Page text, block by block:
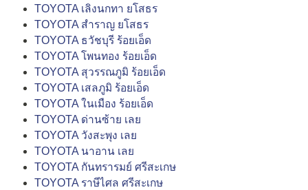
TOYOTA เลิงนกทา ยโสธร
TOYOTA สำราญ ยโสธร
TOYOTA ธวัชบุรี ร้อยเอ็ด
TOYOTA โพนทอง ร้อยเอ็ด
TOYOTA สุวรรณภูมิ ร้อยเอ็ด
TOYOTA เสลภูมิ ร้อยเอ็ด
TOYOTA ในเมือง ร้อยเอ็ด
TOYOTA ด่านซ้าย เลย
TOYOTA วังสะพุง เลย
TOYOTA นาอาน เลย
TOYOTA กันทรารมย์ ศรีสะเกษ
TOYOTA ราษีไศล ศรีสะเกษ